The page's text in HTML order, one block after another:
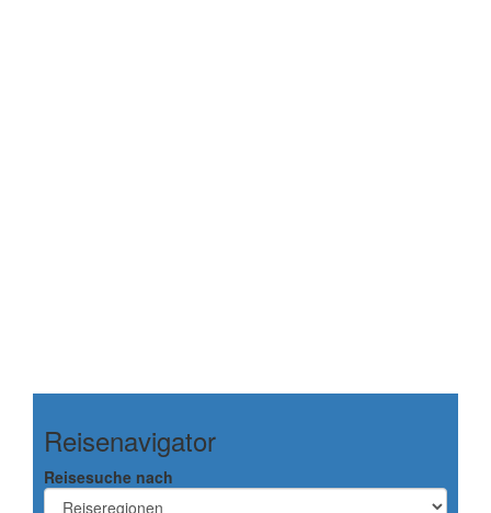
Reisenavigator
Reisesuche nach